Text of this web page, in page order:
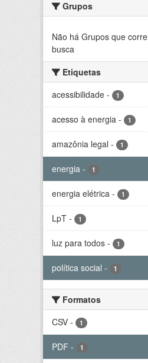
Grupos
Não há Grupos que
busca
Etiquetas
acessibilidade - 1
acesso à energia - 1
amazônia legal - 1
energia - 1
energia elétrica - 1
LpT - 1
luz para todos - 1
política social - 1
Formatos
CSV - 1
PDF - 1